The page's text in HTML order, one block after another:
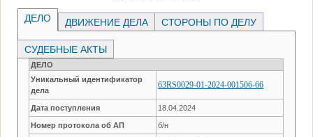
ДЕЛО ДВИЖЕНИЕ ДЕЛА СТОРОНЫ ПО ДЕЛУ
СУДЕБНЫЕ АКТЫ
ДЕЛО
Уникальный идентификатор
дела
63RS0029-01-2024-001506-66
Дата поступления 18.04.2024
Номер протокола об АП б/н